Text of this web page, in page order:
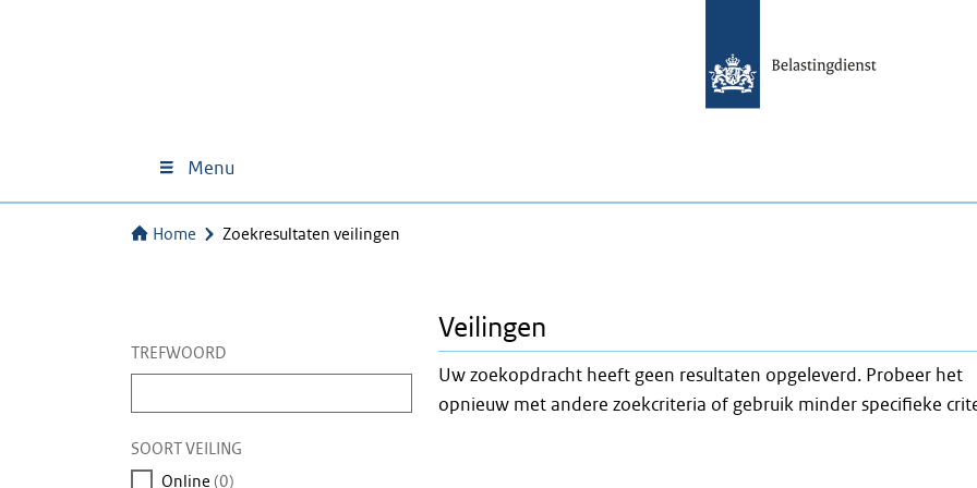
Menu
Home Zoekresultaten veilingen
TREFWOORD
een
trefwoord
in
SOORT VEILING
Online (0)
Veilingen
Uw zoekopdracht heeft geen resultaten opgeleverd. Probeer het
opnieuw met andere zoekcriteria of gebruik minder specifieke